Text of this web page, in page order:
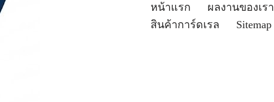
หน้าแรก ผลงานของเรา
สินค้าการ์ดเรล
Sitemap